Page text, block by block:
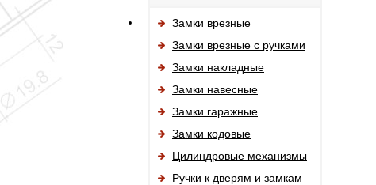
Замки врезные
Замки врезные с ручками
Замки накладные
Замки навесные
Замки гаражные
Замки кодовые
Цилиндровые механизмы
Ручки к дверям и замкам